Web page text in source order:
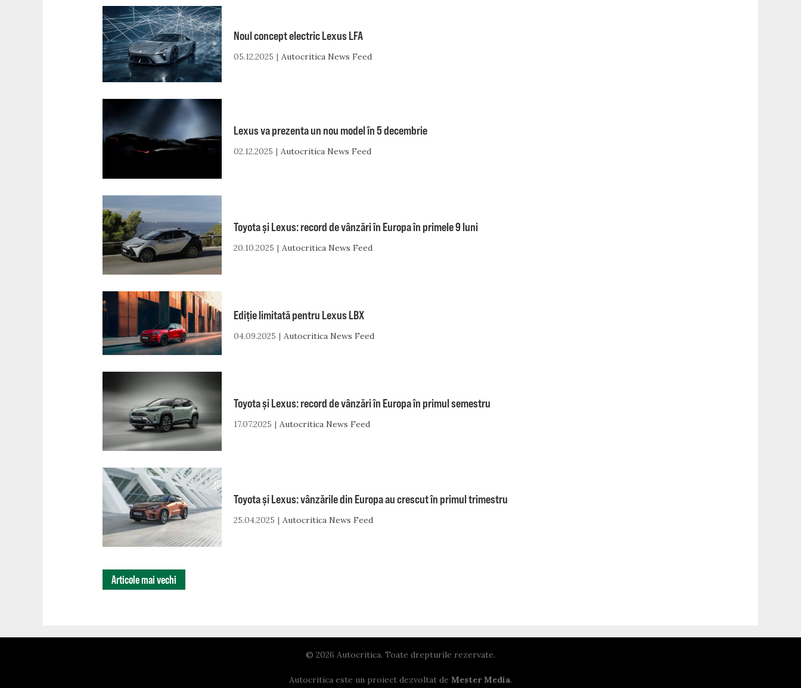
Noul concept electric Lexus LFA
05.12.2025 Autocritica News Feed
Lexus va prezenta un nou model în 5 decembrie
02.12.2025 Autocritica News Feed
Toyota și Lexus: record de vânzări în Europa în primele 9 luni
20.10.2025 Autocritica News Feed
Ediție limitată pentru Lexus LBX
04.09.2025 Autocritica News Feed
Toyota și Lexus: record de vânzări în Europa în primul semestru
17.07.2025 Autocritica News Feed
Toyota și Lexus: vânzările din Europa au crescut în primul trimestru
25.04.2025 Autocritica News Feed
NAVIGARE
Articole mai vechi
© 2026 Autocritica. Toate drepturile rezervate.
Autocritica este un proiect dezvoltat de Mester Media.